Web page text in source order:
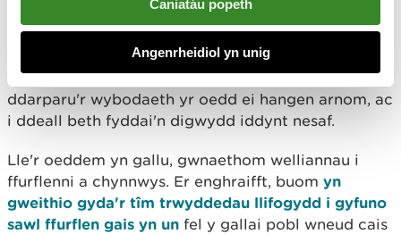
Caniatáu popeth
Angenrheidiol yn unig
Buom yn gweithio gydag arbenigwyr pwnc, gan
rannu brasluniau nes ein bod yn fodlon ein bod
wedi gwneud digon o leiaf i alluogi defnyddwyr i
ddarparu'r wybodaeth yr oedd ei hangen arnom, ac
i ddeall beth fyddai'n digwydd iddynt nesaf.
Lle'r oeddem yn gallu, gwnaethom welliannau i
ffurflenni a chynnwys. Er enghraifft, buom yn
gweithio gyda'r tîm trwyddedau llifogydd i gyfuno
sawl ffurflen gais yn un fel y gallai pobl wneud cais